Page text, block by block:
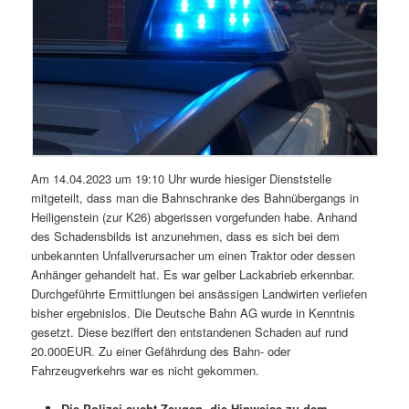
Am 14.04.2023 um 19:10 Uhr wurde hiesiger Dienststelle
mitgeteilt, dass man die Bahnschranke des Bahnübergangs in
Heiligenstein (zur K26) abgerissen vorgefunden habe. Anhand
des Schadensbilds ist anzunehmen, dass es sich bei dem
unbekannten Unfallverursacher um einen Traktor oder dessen
Anhänger gehandelt hat. Es war gelber Lackabrieb erkennbar.
Durchgeführte Ermittlungen bei ansässigen Landwirten verliefen
bisher ergebnislos. Die Deutsche Bahn AG wurde in Kenntnis
gesetzt. Diese beziffert den entstandenen Schaden auf rund
20.000EUR. Zu einer Gefährdung des Bahn- oder
Fahrzeugverkehrs war es nicht gekommen.